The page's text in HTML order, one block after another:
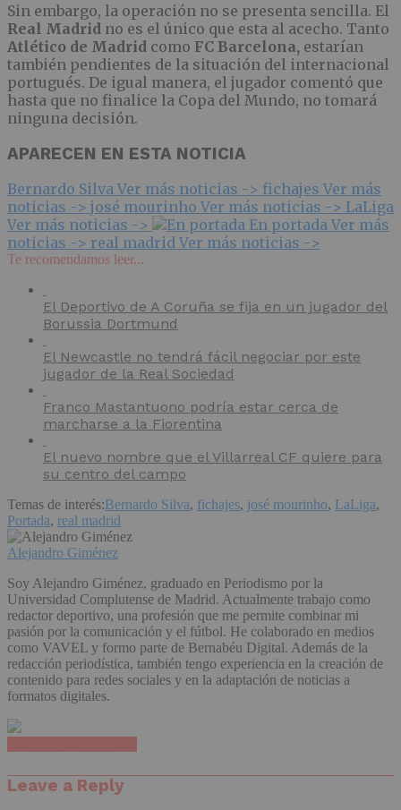
Sin embargo, la operación no se presenta sencilla. El
Real Madrid no es el único que esta al acecho. Tanto
Atlético de Madrid como FC Barcelona, estarían
también pendientes de la situación del internacional
portugués. De igual manera, el jugador comentó que
hasta que no finalice la Copa del Mundo, no tomará
ninguna decisión.
APARECEN EN ESTA NOTICIA
Bernardo Silva Ver más noticias -> fichajes Ver más
noticias -> josé mourinho Ver más noticias -> LaLiga
Ver más noticias ->
En portada Ver más
noticias -> real madrid Ver más noticias ->
Te recomendamos leer...
El Deportivo de A Coruña se fija en un jugador del
Borussia Dortmund
El Newcastle no tendrá fácil negociar por este
jugador de la Real Sociedad
Franco Mastantuono podría estar cerca de
marcharse a la Fiorentina
El nuevo nombre que el Villarreal CF quiere para
su centro del campo
Temas de interés:Bernardo Silva, fichajes, josé mourinho, LaLiga,
Portada, real madrid
Alejandro Giménez
Soy Alejandro Giménez, graduado en Periodismo por la
Universidad Complutense de Madrid. Actualmente trabajo como
redactor deportivo, una profesión que me permite combinar mi
pasión por la comunicación y el fútbol. He colaborado en medios
como VAVEL y formo parte de Bernabéu Digital. Además de la
redacción periodística, también tengo experiencia en la creación de
contenido para redes sociales y en la adaptación de noticias a
formatos digitales.
Leave a Reply